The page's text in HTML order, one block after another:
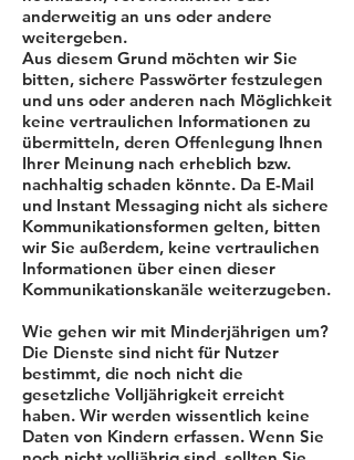
anderweitig an uns oder andere
weitergeben.
Aus diesem Grund möchten wir Sie
bitten, sichere Passwörter festzulegen
und uns oder anderen nach Möglichkeit
keine vertraulichen Informationen zu
übermitteln, deren Offenlegung Ihnen
Ihrer Meinung nach erheblich bzw.
nachhaltig schaden könnte. Da E-Mail
und Instant Messaging nicht als sichere
Kommunikationsformen gelten, bitten
wir Sie außerdem, keine vertraulichen
Informationen über einen dieser
Kommunikationskanäle weiterzugeben.
Wie gehen wir mit Minderjährigen um?
Die Dienste sind nicht für Nutzer
bestimmt, die noch nicht die
gesetzliche Volljährigkeit erreicht
haben. Wir werden wissentlich keine
Daten von Kindern erfassen. Wenn Sie